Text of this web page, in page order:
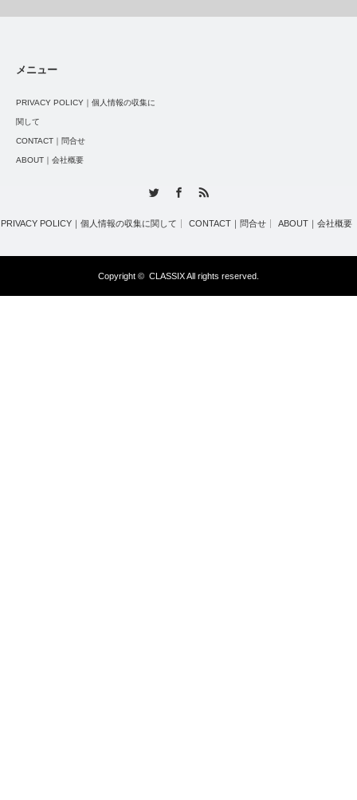
メニュー
PRIVACY POLICY｜個人情報の収集に
関して
CONTACT｜問合せ
ABOUT｜会社概要
PRIVACY POLICY｜個人情報の収集に関して CONTACT｜問合せ ABOUT｜会社概要
Copyright © CLASSIXAll rights reserved.